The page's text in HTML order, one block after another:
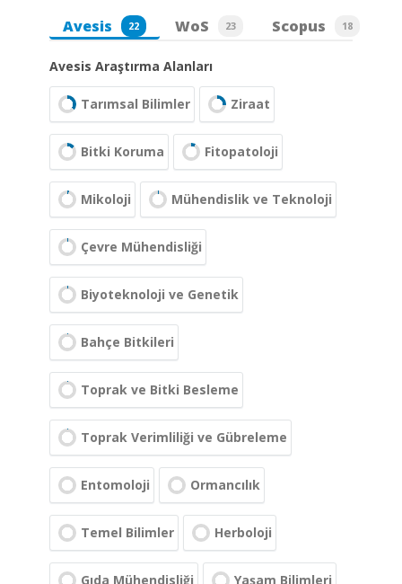
Avesis 22 WoS 23 Scopus 18
Avesis Araştırma Alanları
Tarımsal Bilimler Ziraat
Bitki Koruma Fitopatoloji
Mikoloji Mühendislik ve Teknoloji
Çevre Mühendisliği
Biyoteknoloji ve Genetik
Bahçe Bitkileri
Toprak ve Bitki Besleme
Toprak Verimliliği ve Gübreleme
Entomoloji Ormancılık
Temel Bilimler Herboloji
Gıda Mühendisliği Yaşam Bilimleri